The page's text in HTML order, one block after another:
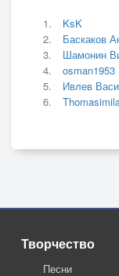
KsK
Баскаков
Шамонин
osman1953
Ивлев
Творчество
Песни